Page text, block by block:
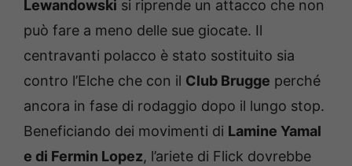
Lewandowski si riprende un attacco che non
può fare a meno delle sue giocate. Il
centravanti polacco è stato sostituito sia
contro l’Elche che con il Club Brugge perché
ancora in fase di rodaggio dopo il lungo stop.
Beneficiando dei movimenti di Lamine Yamal
e di Fermin Lopez, l’ariete di Flick dovrebbe